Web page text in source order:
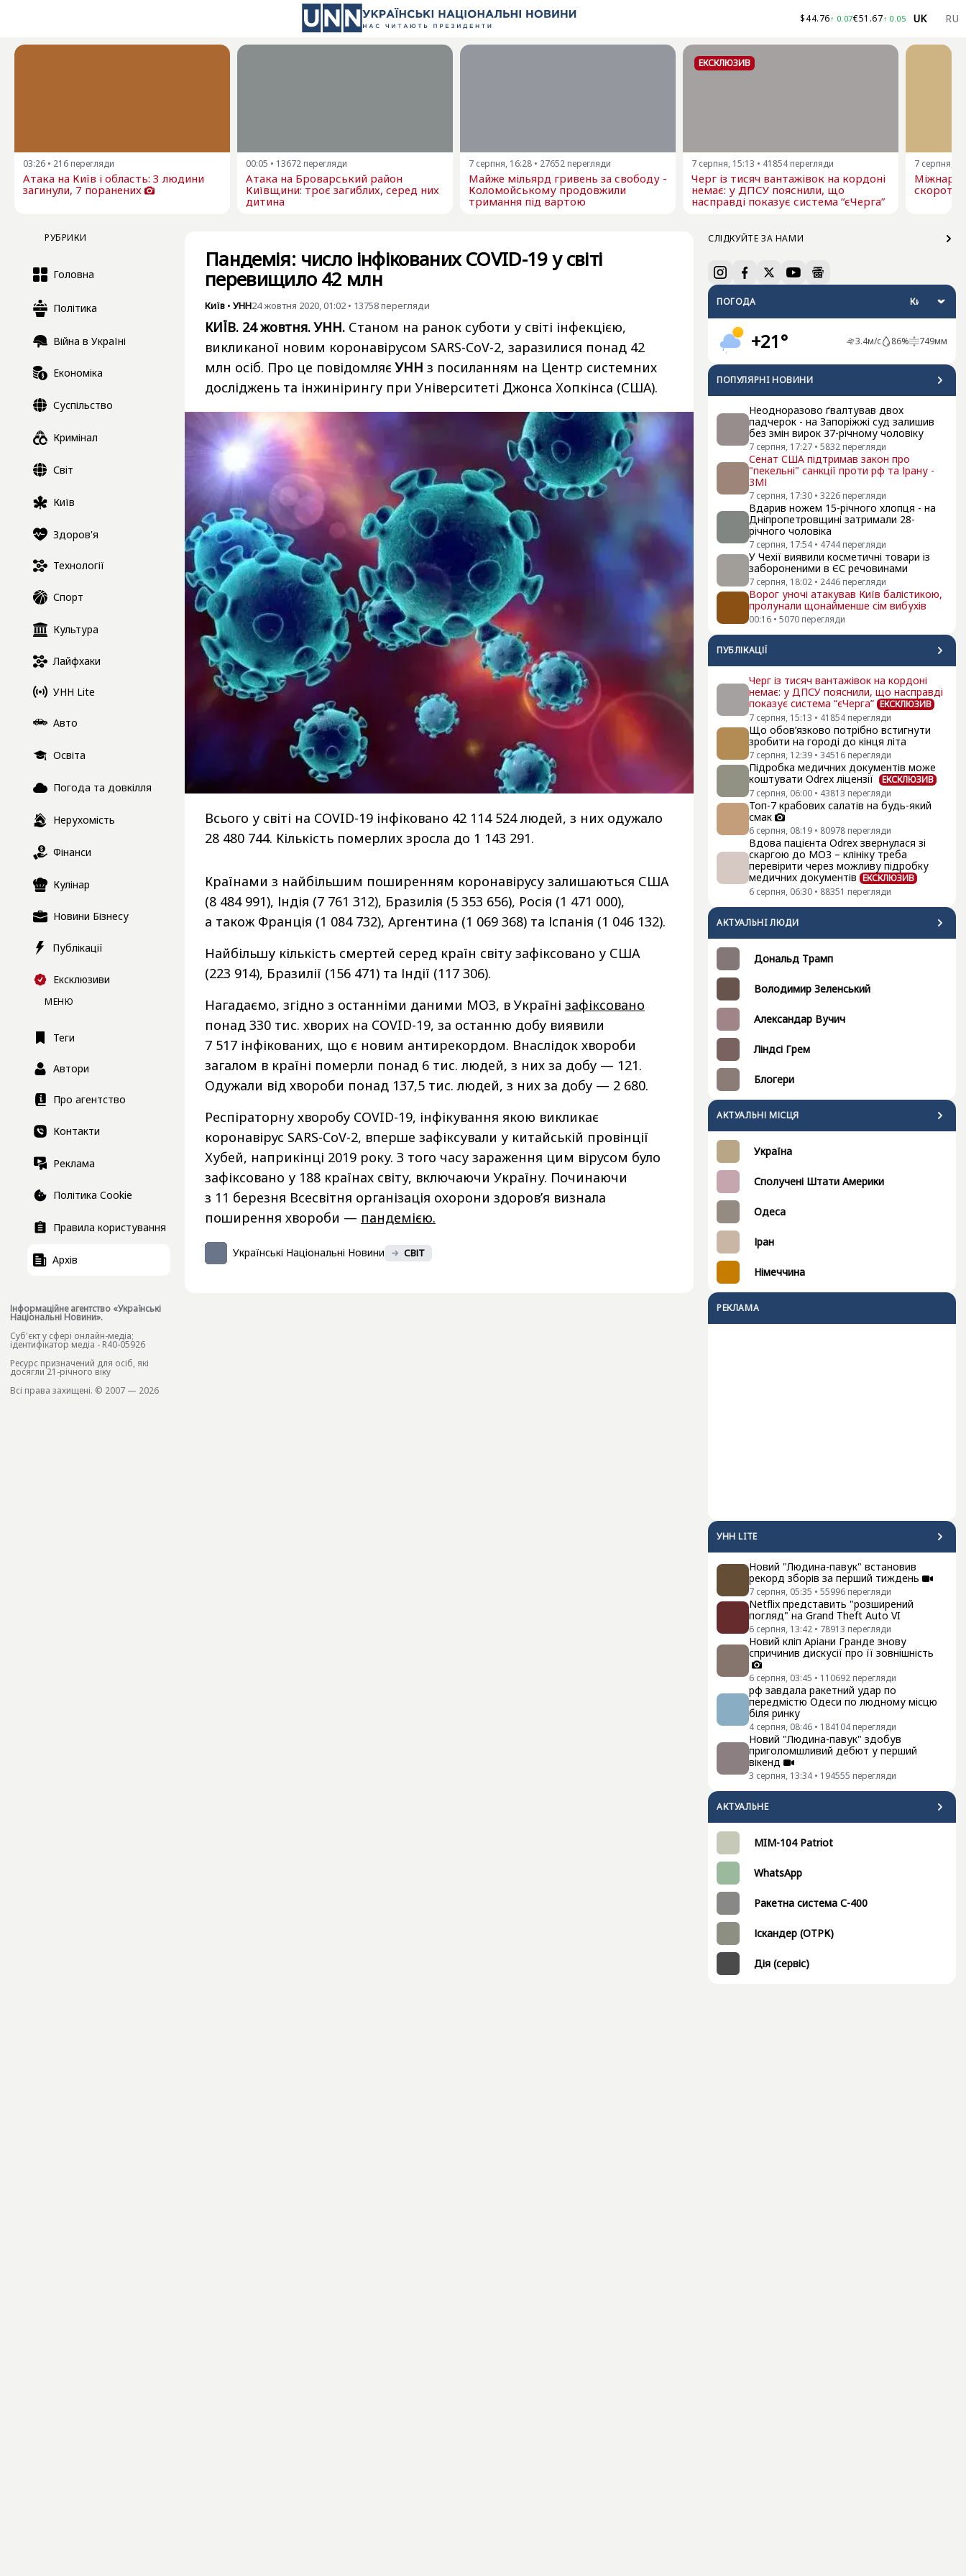
$44.76↑ 0.07€51.67↑ 0.05 UK RU
03:26 • 216 перегляди
Атака на Київ і область: 3 людини
загинули, 7 поранених
00:05 • 13672 перегляди
Атака на Броварський район
Київщини: троє загиблих, серед них
дитина
7 серпня, 16:28 • 27652 перегляди
Майже мільярд гривень за свободу -
Коломойському продовжили
тримання під вартою
ЕКСКЛЮЗИВ
7 серпня, 15:13 • 41854 перегляди
Черг із тисяч вантажівок на кордоні
немає: у ДПСУ пояснили, що
насправді показує система “єЧерга”
7 серпня,
РУБРИКИ
Головна
Політика
Війна в Україні
Економіка
Суспільство
Кримінал
Світ
Київ
Здоров'я
Технології
Спорт
Культура
Лайфхаки
УНН Lite
Авто
Освіта
Погода та довкілля
Нерухомість
Фінанси
Кулінар
Новини Бізнесу
Публікації
Ексклюзиви
МЕНЮ
Теги
Автори
Про агентство
Контакти
Реклама
Політика Cookie
Правила користування
Архів
Інформаційне агентство «Українські
Національні Новини».
Cуб'єкт у сфері онлайн-медіа;
ідентифікатор медіа - R40-05926
Ресурс призначений для осіб, які
досягли 21-річного віку
Всі права захищені. © 2007 — 2026
СЛІДКУЙТЕ ЗА НАМИ
ПОГОДА
+21° 3.4м/с 86% 749мм
ПОПУЛЯРНI НОВИНИ
Неодноразово ґвалтував двох
падчерок - на Запоріжжі суд залишив
без змін вирок 37-річному чоловіку
7 серпня, 17:27 • 5832 перегляди
Сенат США підтримав закон про
"пекельні" санкції проти рф та Ірану -
ЗМІ
7 серпня, 17:30 • 3226 перегляди
Вдарив ножем 15-річного хлопця - на
Дніпропетровщині затримали 28-
річного чоловіка
7 серпня, 17:54 • 4744 перегляди
У Чехії виявили косметичні товари із
забороненими в ЄС речовинами
7 серпня, 18:02 • 2446 перегляди
Ворог уночі атакував Київ балістикою,
пролунали щонайменше сім вибухів
00:16 • 5070 перегляди
ПУБЛІКАЦІЇ
Черг із тисяч вантажівок на кордоні
немає: у ДПСУ пояснили, що насправді
показує система “єЧерга” ЕКСКЛЮЗИВ
7 серпня, 15:13 • 41854 перегляди
Що обов’язково потрібно встигнути
зробити на городі до кінця літа
7 серпня, 12:39 • 34516 перегляди
Підробка медичних документів може
коштувати Odrex ліцензії
ЕКСКЛЮЗИВ
7 серпня, 06:00 • 43813 перегляди
Топ-7 крабових салатів на будь-який
смак
6 серпня, 08:19 • 80978 перегляди
Вдова пацієнта Odrex звернулася зі
скаргою до МОЗ – клініку треба
перевірити через можливу підробку
медичних документів ЕКСКЛЮЗИВ
6 серпня, 06:30 • 88351 перегляди
АКТУАЛЬНI ЛЮДИ
Дональд Трамп
Володимир Зеленський
Александар Вучич
Ліндсі Грем
Блогери
АКТУАЛЬНІ МІСЦЯ
Україна
Сполучені Штати Америки
Одеса
Іран
Німеччина
РЕКЛАМА
УНН LITE
Новий "Людина-павук" встановив
рекорд зборів за перший тиждень
7 серпня, 05:35 • 55996 перегляди
Netflix представить "розширений
погляд" на Grand Theft Auto VI
6 серпня, 13:42 • 78913 перегляди
Новий кліп Аріани Гранде знову
спричинив дискусії про її зовнішність
6 серпня, 03:45 • 110692 перегляди
рф завдала ракетний удар по
передмістю Одеси по людному місцю
біля ринку
4 серпня, 08:46 • 184104 перегляди
Новий "Людина-павук" здобув
приголомшливий дебют у перший
вікенд
3 серпня, 13:34 • 194555 перегляди
АКТУАЛЬНЕ
MIM-104 Patriot
WhatsApp
Ракетна система С-400
Іскандер (ОТРК)
Дія (сервіс)
Пандемія: число інфікованих COVID-19 у світі
перевищило 42 млн
Київ • УНН24 жовтня 2020, 01:02 • 13758перегляди
КИЇВ. 24 жовтня. УНН. Станом на ранок суботи у світі інфекцією,
викликаної новим коронавірусом SARS-CoV-2, заразилися понад 42
млн осіб. Про це повідомляєУНН з посиланням на Центр системних
досліджень та інжинірингу при Університеті Джонса Хопкінса (США).
Всього у світі на COVID-19 інфіковано 42 114 524 людей, з них одужало
28 480 744. Кількість померлих зросла до 1 143 291.
Країнами з найбільшим поширенням коронавірусу залишаються США
(8 484 991), Індія (7 761 312), Бразилія (5 353 656), Росія (1 471 000),
а також Франція (1 084 732), Аргентина (1 069 368) та Іспанія (1 046 132).
Найбільшу кількість смертей серед країн світу зафіксовано у США
(223 914), Бразилії (156 471) та Індії (117 306).
Нагадаємо, згідно з останніми даними МОЗ, в Україні зафіксовано
понад 330 тис. хворих на COVID-19, за останню добу виявили
7 517 інфікованих, що є новим антирекордом. Внаслідок хвороби
загалом в країні померли понад 6 тис. людей, з них за добу — 121.
Одужали від хвороби понад 137,5 тис. людей, з них за добу — 2 680.
Респіраторну хворобу COVID-19, інфікування якою викликає
коронавірус SARS-CoV-2, вперше зафіксували у китайській провінції
Хубей, наприкінці 2019 року. З того часу зараження цим вірусом було
зафіксовано у 188 країнах світу, включаючи Україну. Починаючи
з 11 березня Всесвітня організація охорони здоров’я визнала
поширення хвороби — пандемією.
Українські Національні Новини СВІТ